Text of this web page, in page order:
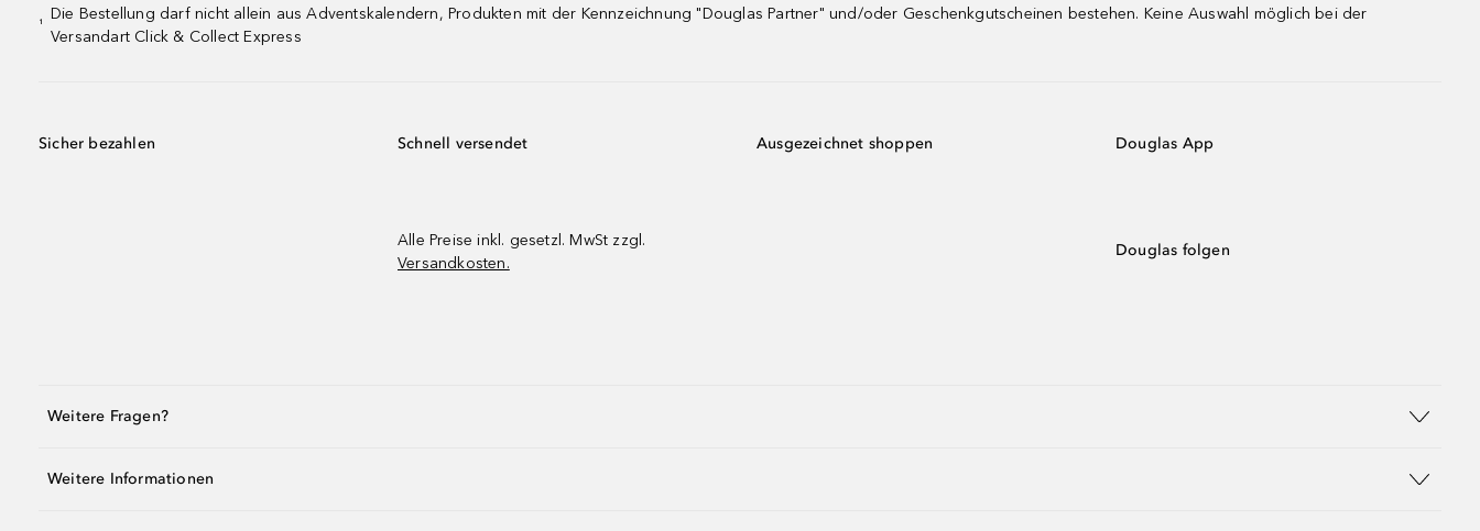
¹
Die Bestellung darf nicht allein aus Adventskalendern, Produkten mit der Kennzeichnung "Douglas Partner" und/oder Geschenkgutscheinen bestehen. Keine Auswahl möglich bei der
Versandart Click & Collect Express
Sicher bezahlen Schnell versendet
Alle Preise inkl. gesetzl. MwSt zzgl.
Versandkosten.
Ausgezeichnet shoppen Douglas App
Douglas folgen
Weitere Fragen?
Weitere Informationen